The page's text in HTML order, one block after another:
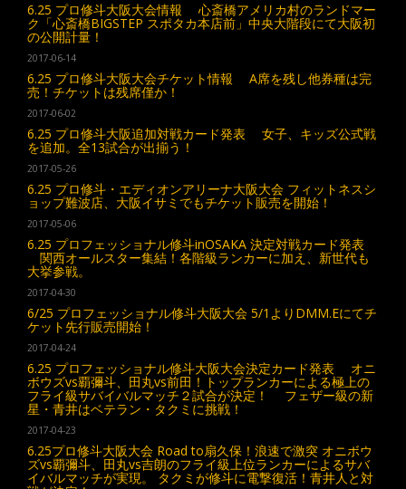
6.25 プロ修斗大阪大会情報 心斎橋アメリカ村のランドマー
ク「心斎橋BIGSTEP スポタカ本店前」中央大階段にて大阪初
の公開計量！
2017-06-14
6.25 プロ修斗大阪大会チケット情報 A席を残し他券種は完
売！チケットは残席僅か！
2017-06-02
6.25 プロ修斗大阪追加対戦カード発表 女子、キッズ公式戦
を追加。全13試合が出揃う！
2017-05-26
6.25 プロ修斗・エディオンアリーナ大阪大会 フィットネスシ
ョップ難波店、大阪イサミでもチケット販売を開始！
2017-05-06
6.25 プロフェッショナル修斗inOSAKA 決定対戦カード発表
関西オールスター集結！各階級ランカーに加え、新世代も
大挙参戦。
2017-04-30
6/25 プロフェッショナル修斗大阪大会 5/1よりDMM.Eにてチ
ケット先行販売開始！
2017-04-24
6.25 プロフェッショナル修斗大阪大会決定カード発表 オニ
ボウズvs覇彌斗、田丸vs前田！トップランカーによる極上の
フライ級サバイバルマッチ２試合が決定！ フェザー級の新
星・青井はベテラン・タクミに挑戦！
2017-04-23
6.25プロ修斗大阪大会 Road to扇久保！浪速で激突 オニボウ
ズvs覇彌斗、田丸vs吉朗のフライ級上位ランカーによるサバ
イバルマッチが実現。 タクミが修斗に電撃復活！青井人と対